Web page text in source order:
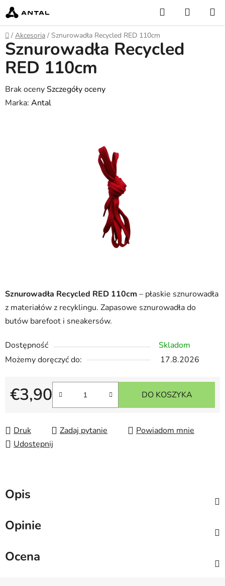
Przejść
do
treści
Szukaj
Home
/ Akcesoria / Sznurowadła Recycled RED 110cm
Sznurowadła Recycled RED 110cm – płaskie sznurowadła
z materiałów z recyklingu. Zapasowe sznurowadła do
butów barefoot i sneakersów.
Dostępność
Skladom
Możemy doręczyć do:
17.8.2026
€3,90
Cena jednostkowa:
DO KOSZYKA
Druk Zadaj pytanie
Powiadom mnie
Udostępnij
Sznurowadła Recycled
RED 110cm
Średnia
ocena
Brak ocenySzczegóły oceny
Marka: Antal
Opis
Opinie
Ocena